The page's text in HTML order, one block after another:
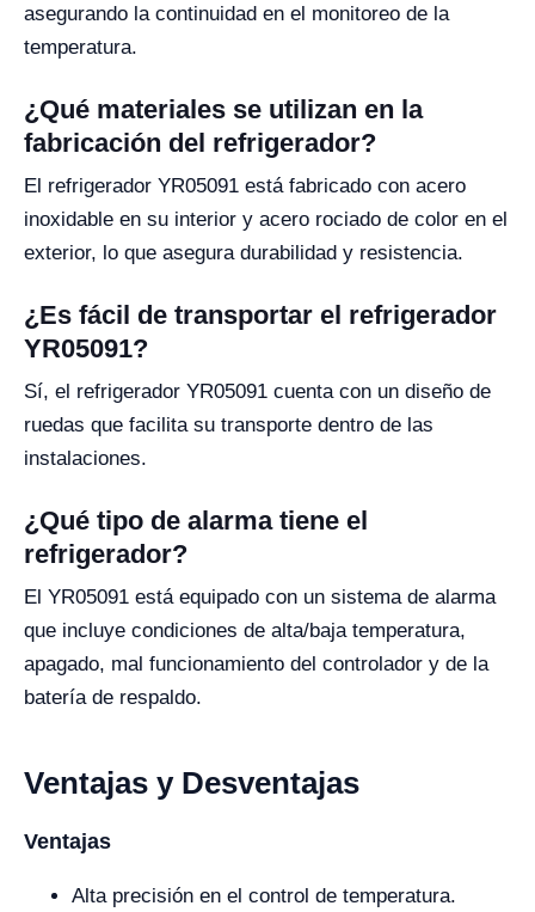
asegurando la continuidad en el monitoreo de la
temperatura.
¿Qué materiales se utilizan en la
fabricación del refrigerador?
El refrigerador YR05091 está fabricado con acero
inoxidable en su interior y acero rociado de color en el
exterior, lo que asegura durabilidad y resistencia.
¿Es fácil de transportar el refrigerador
YR05091?
Sí, el refrigerador YR05091 cuenta con un diseño de
ruedas que facilita su transporte dentro de las
instalaciones.
¿Qué tipo de alarma tiene el
refrigerador?
El YR05091 está equipado con un sistema de alarma
que incluye condiciones de alta/baja temperatura,
apagado, mal funcionamiento del controlador y de la
batería de respaldo.
Ventajas y Desventajas
Ventajas
Alta precisión en el control de temperatura.